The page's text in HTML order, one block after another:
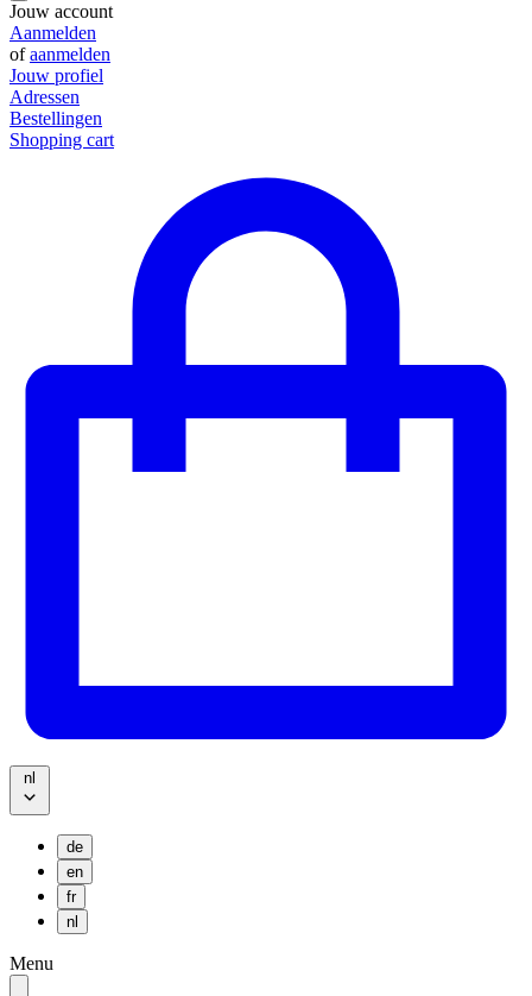
Jouw account
Aanmelden
ofaanmelden
Jouw profiel
Adressen
Bestellingen
Shopping cart
nl
de
en
fr
nl
Menu